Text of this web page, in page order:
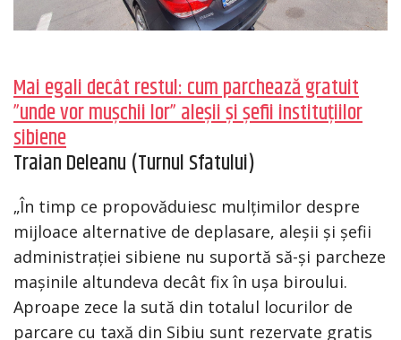
Mai egali decât restul: cum parchează gratuit
”unde vor mușchii lor” aleșii și șefii instituțiilor
sibiene
Traian Deleanu (Turnul Sfatului)
„În timp ce propovăduiesc mulțimilor despre
mijloace alternative de deplasare, aleșii și șefii
administrației sibiene nu suportă să-și parcheze
mașinile altundeva decât fix în ușa biroului.
Aproape zece la sută din totalul locurilor de
parcare cu taxă din Sibiu sunt rezervate gratis